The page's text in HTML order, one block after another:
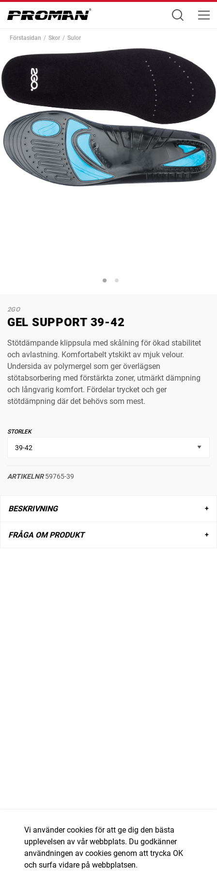
Förstasidan Skor Sulor
2GO
GEL SUPPORT 39-42
Stötdämpande klippsula med skålning för ökad stabilitet
och avlastning. Komfortabelt ytskikt av mjuk velour.
Undersida av polymergel som ger överlägsen
stötabsorbering med förstärkta zoner, utmärkt dämpning
och långvarig komfort. Fördelar trycket och ger
stötdämpning där det behövs som mest.
STORLEK
ARTIKELNR59765-39
BESKRIVNING
FRÅGA OM PRODUKT
Vi använder cookies för att ge dig den bästa
upplevelsen av vår webbplats. Du godkänner
användningen av cookies genom att trycka OK
och surfa vidare på webbplatsen.